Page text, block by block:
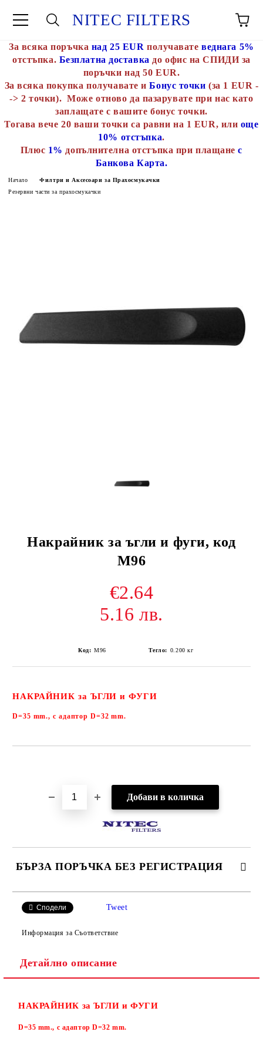
NITEC FILTERS
За всяка поръчка над 25 EUR получавате веднага 5%
отстъпка. Безплатна доставка до офис на СПИДИ за
поръчки над 50 EUR.
За всяка покупка получавате иБонус точки (за 1 EUR -
-> 2 точки). Може отново да пазарувате при нас като
заплащате с вашите бонус точки.
Тогава вече 20 ваши точки са равни на 1 EUR, или още
10% отстъпка.
Плюс 1% допълнителна отстъпка при плащанес
Банкова Карта.
Начало
Филтри и Аксесоари за Прахосмукачки
Резервни части за прахосмукачки
Накрайник за ъгли и фуги, код
М96
€2.64
5.16 лв.
Код: М96 Тегло: 0.200 кг
НАКРАЙНИК за ЪГЛИ и ФУГИ
D=35 mm., с адаптор D=32 mm.
БЪРЗА ПОРЪЧКА БЕЗ РЕГИСТРАЦИЯ
Ние ще се свържем с вас в рамките на работния ден.
Сподели Tweet
Информация за Съответствие
Детайлно описание
НАКРАЙНИК за ЪГЛИ и ФУГИ
D=35 mm., с адаптор D=32 mm.